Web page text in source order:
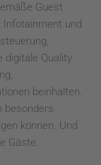
Guest
und
digitale Quality
beinhalten.
besonders
können. Und
Gäste.